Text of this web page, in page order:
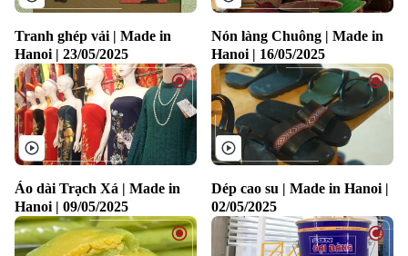
Tranh ghép vải | Made in
Hanoi | 23/05/2025
Nón làng Chuông | Made in
Hanoi | 16/05/2025
Áo dài Trạch Xá | Made in
Hanoi | 09/05/2025
Dép cao su | Made in Hanoi |
02/05/2025